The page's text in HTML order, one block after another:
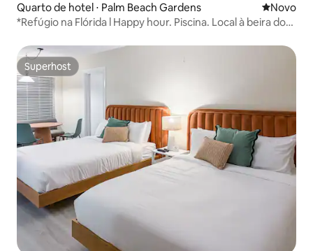
Quarto de hotel ⋅ Palm Beach Gardens Novo
Novo
*Refúgio na Flórida l Happy hour. Piscina. Local à beira do
Superhost
Superhost